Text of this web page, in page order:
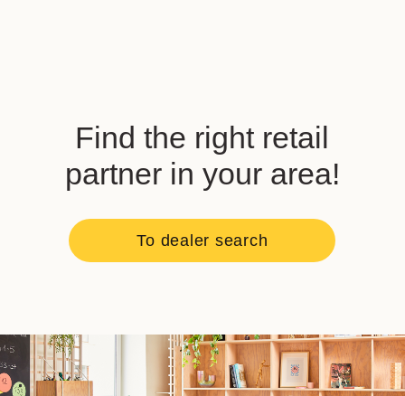
Find the right retail
partner in your area!
To dealer search